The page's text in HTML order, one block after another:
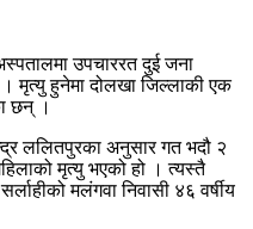
उपचाररत दुई जना
मृत्यु हुनेमा दोलखा जिल्लाकी एक
छन् ।
ललितपुरका अनुसार गत भदौ २
मृत्यु भएको हो । त्यस्तै
मलंगवा निवासी ४६ वर्षीय